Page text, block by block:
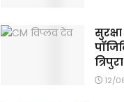
12/